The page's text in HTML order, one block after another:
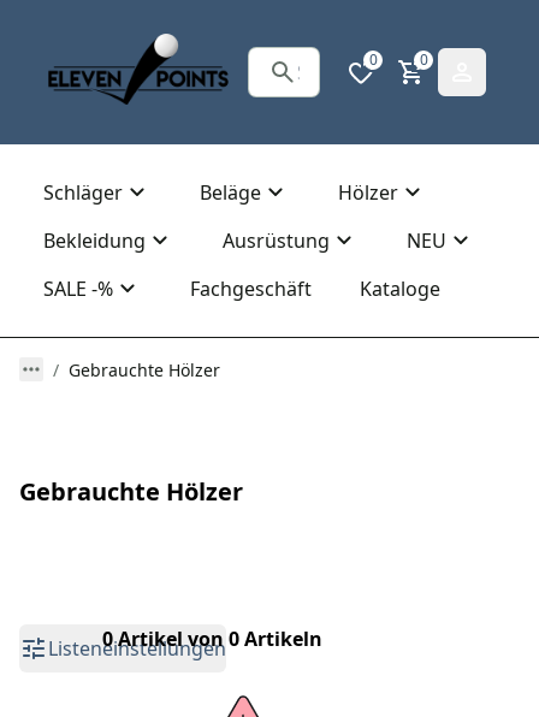
0 0
Schläger Beläge
Hölzer
Bekleidung
Ausrüstung
NEU
SALE -%
Fachgeschäft Kataloge
Gebrauchte Hölzer
Gebrauchte Hölzer
Listeneinstellungen
0 Artikel von 0 Artikeln